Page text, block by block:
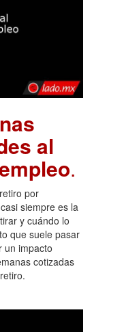
al
.
por
siempre es la
y cuándo lo
que suele pasar
un impacto
cotizadas